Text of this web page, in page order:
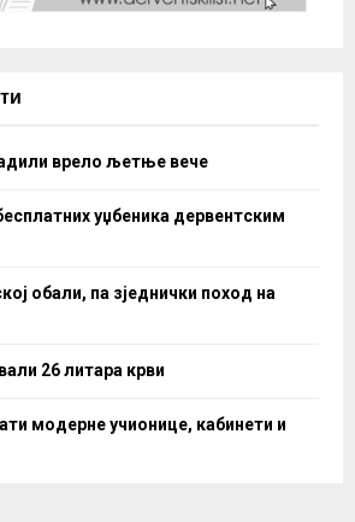
врело љетње вече
уџбеника дервентским
обали, па зједнички поход на
26 литара крви
модерне учионице, кабинети и